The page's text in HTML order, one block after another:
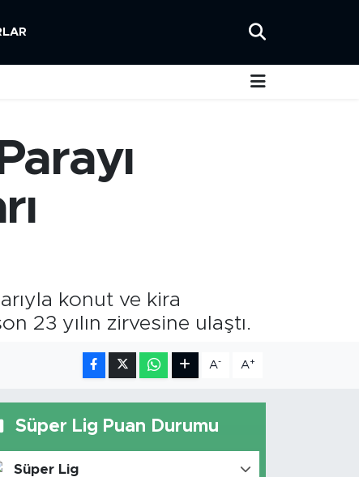
konut ve kira
23 yılın zirvesine ulaştı.
A- A+
Süper Lig Puan Durumu
Süper Lig